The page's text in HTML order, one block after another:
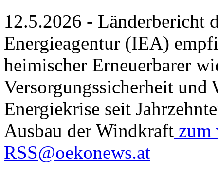
12.5.2026 - Länderbericht
Energieagentur (IEA)
heimischer Erneuerbarer
Versorgungssicherheit und
Energiekrise seit
Ausbau der Windkraft zum
RSS@oekonews.at